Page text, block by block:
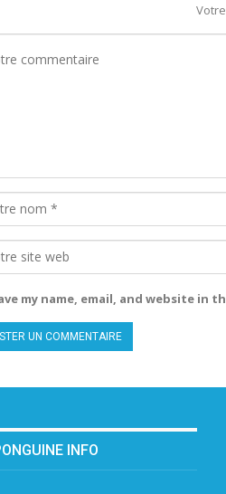
my name, email, and website in
INFO